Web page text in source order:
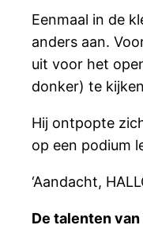
Eenmaal in de
anders aan.
uit voor het
donker) te
Hij ontpopte
op een podium
‘Aandacht,
De talenten